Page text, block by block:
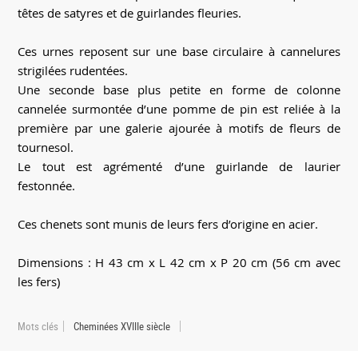
têtes de satyres et de guirlandes fleuries.
Ces urnes reposent sur une base circulaire à cannelures
strigilées rudentées.
Une seconde base plus petite en forme de colonne
cannelée surmontée d’une pomme de pin est reliée à la
première par une galerie ajourée à motifs de fleurs de
tournesol.
Le tout est agrémenté d’une guirlande de laurier
festonnée.
Ces chenets sont munis de leurs fers d’origine en acier.
Dimensions : H 43 cm x L 42 cm x P 20 cm (56 cm avec
les fers)
Mots clés Cheminées XVIIIe siècle